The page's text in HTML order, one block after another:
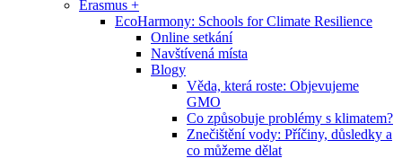
Erasmus +
EcoHarmony: Schools for Climate Resilience
Online setkání
Navštívená místa
Blogy
Věda, která roste: Objevujeme
GMO
Co způsobuje problémy s klimatem?
Znečištění vody: Příčiny, důsledky a
co můžeme dělat